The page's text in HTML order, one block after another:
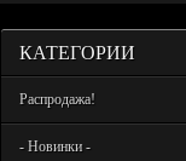
КАТЕГОРИИ
Распродажа!
- Новинки -